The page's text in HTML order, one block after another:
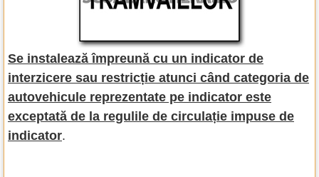
Se instalează împreună cu un indicator de
interzicere sau restricție atunci când categoria de
autovehicule reprezentate pe indicator este
exceptată de la regulile de circulație impuse de
indicator.